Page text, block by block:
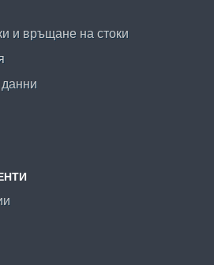
и връщане на стоки
данни